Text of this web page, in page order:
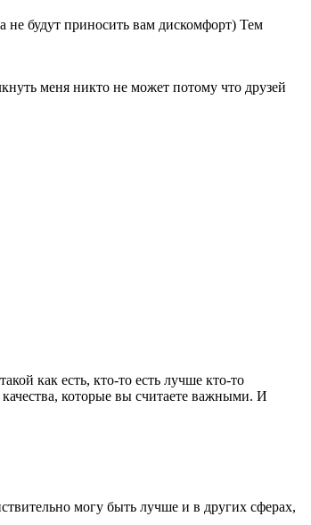
не будут приносить вам дискомфорт) Тем
меня никто не может потому что друзей
как есть, кто-то есть лучше кто-то
которые вы считаете важными. И
могу быть лучше и в других сферах,